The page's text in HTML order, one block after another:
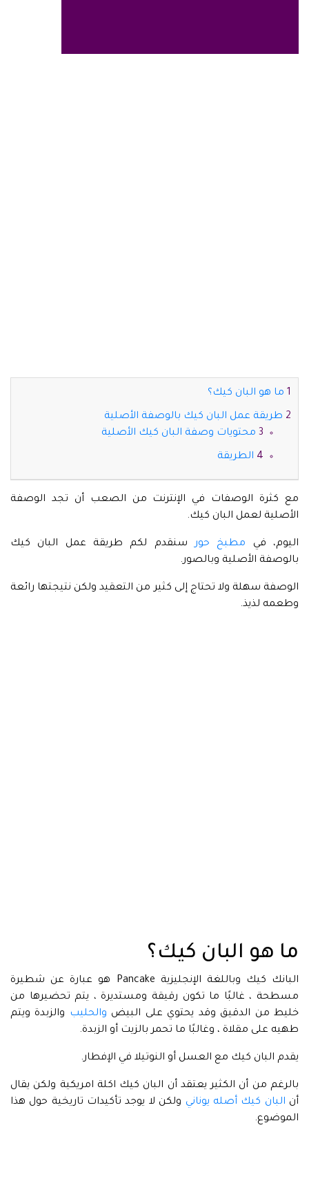
ما هو البان كيك؟
طريقة عمل البان كيك بالوصفة الأصلية
محتويات وصفة البان كيك الأصلية
الطريقة
مع كثرة الوصفات في الإنترنت من الصعب أن تجد الوصفة
الأصلية لعمل البان كيك.
اليوم، في مطبخ حورسنقدم لكم طريقة عمل البان كيك
بالوصفة الأصلية وبالصور.
الوصفة سهلة ولا تحتاج إلى كثير من التعقيد ولكن نتيجتها رائعة
وطعمه لذيذ.
ما هو البان كيك؟
البانك كيك وباللغة الإنجليزية Pancake هو عبارة عن شطيرة
مسطحة ، غالبًا ما تكون رقيقة ومستديرة ، يتم تحضيرها من
خليط من الدقيق وقد يحتوي على البيض والحليب والزبدة ويتم
طهيه على مقلاة ، وغالبًا ما تحمر بالزيت أو الزبدة.
يقدم البان كيك مع العسل أو النوتيلا في الإفطار.
بالرغم من أن الكثير يعتقد أن البان كيك اكلة امريكية ولكن يقال
أن البان كيك أصله يوناني ولكن لا يوجد تأكيدات تاريخية حول هذا
الموضوع.